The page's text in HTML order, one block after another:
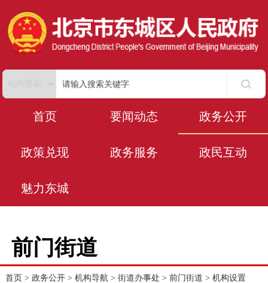
首页 要闻动态 政务公开
政策兑现 政务服务 政民互动
魅力东城
前门街道
首页 > 政务公开> 机构导航 > 街道办事处 > 前门街道 > 机构设置